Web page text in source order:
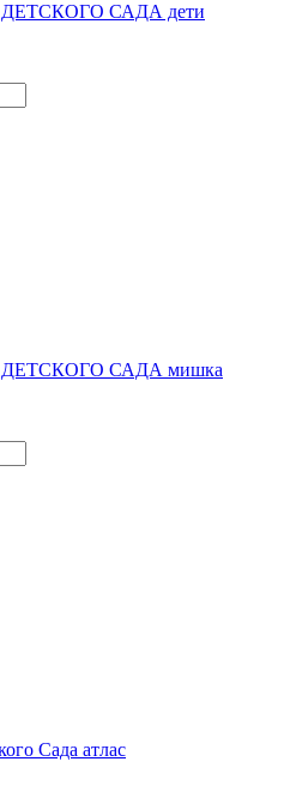
САДА дети
САДА мишка
Сада атлас